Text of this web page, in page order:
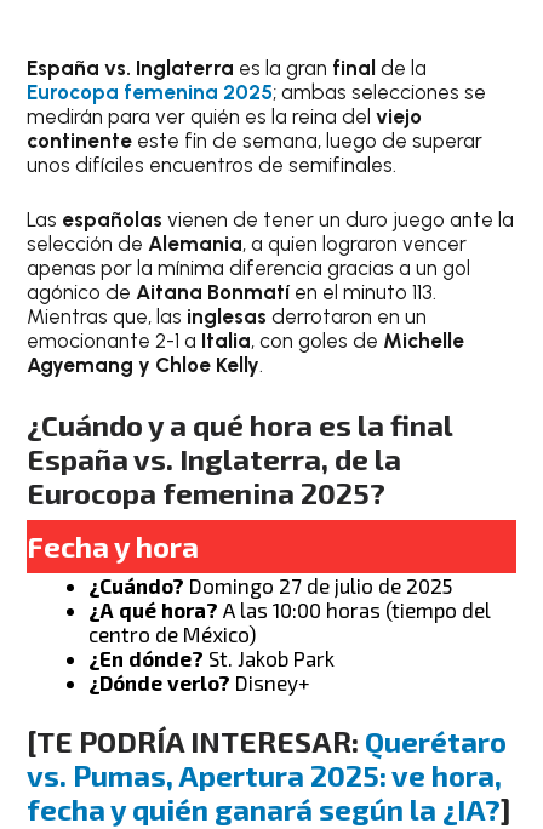
España vs. Inglaterra es la gran final de la
Eurocopa femenina 2025; ambas selecciones se
medirán para ver quién es la reina delviejo
continente este fin de semana, luego de superar
unos difíciles encuentros de semifinales.
Las españolas vienen de tener un duro juego ante la
selección deAlemania, a quien lograron vencer
apenas por la mínima diferencia gracias a un gol
agónico deAitana Bonmatí en el minuto 113.
Mientras que, las inglesasderrotaron en un
emocionante 2-1 a Italia, con goles de Michelle
Agyemang y Chloe Kelly.
¿Cuándo y a qué hora es la final
España vs. Inglaterra, de la
Eurocopa femenina 2025?
Fecha y hora
¿Cuándo? Domingo 27 de julio de 2025
¿A qué hora? A las 10:00 horas (tiempo del
centro de México)
¿En dónde? St. Jakob Park
¿Dónde verlo? Disney+
[TE PODRÍA INTERESAR: Querétaro
vs. Pumas, Apertura 2025: ve hora,
fecha y quién ganará según la ¿IA?]